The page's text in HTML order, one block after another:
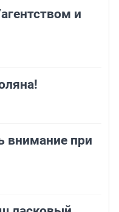
и
внимание при